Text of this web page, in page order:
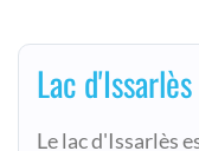
Lac d'Issarlès
Le lac d'Issarlès